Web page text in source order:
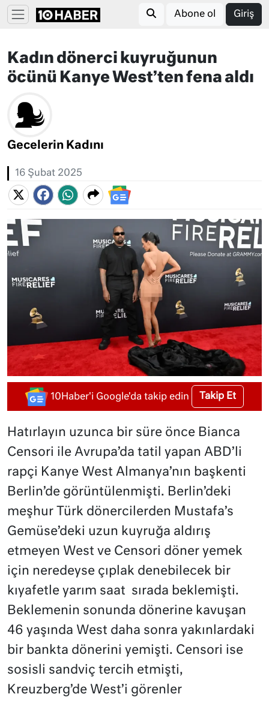
Abone ol Giriş
Kadın dönerci kuyruğunun
öcünü Kanye West’ten fena aldı
Gecelerin Kadını
16 Şubat 2025
10Haber'i Google'da takip edin Takip Et
Hatırlayın uzunca bir süre önce Bianca
Censori ile Avrupa’da tatil yapan ABD’li
rapçi Kanye West Almanya’nın başkenti
Berlin’de görüntülenmişti. Berlin’deki
meşhur Türk dönercilerden Mustafa’s
Gemüse’deki uzun kuyruğa aldırış
etmeyen West ve Censori döner yemek
için neredeyse çıplak denebilecek bir
kıyafetle yarım saat sırada beklemişti.
Beklemenin sonunda dönerine kavuşan
46 yaşında West daha sonra yakınlardaki
bir bankta dönerini yemişti. Censori ise
sosisli sandviç tercih etmişti,
Kreuzberg’de West’i görenler